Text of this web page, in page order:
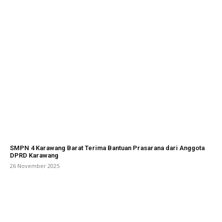
SMPN 4 Karawang Barat Terima Bantuan Prasarana dari Anggota
DPRD Karawang
26 November 2025